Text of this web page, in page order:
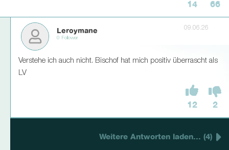
14 66
Leroymane
0 Follower
09.06.26
Verstehe ich auch nicht. Bischof hat mich positiv überrascht als
LV
12 2
Weitere Antworten laden... (4)